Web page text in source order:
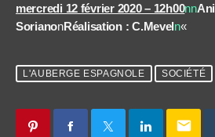
mercredi 12 février 2020 – 12h00nn
SorianonRéalisation : C.Meveln«
L'AUBERGE ESPAGNOLE SOCIÉTÉ
email